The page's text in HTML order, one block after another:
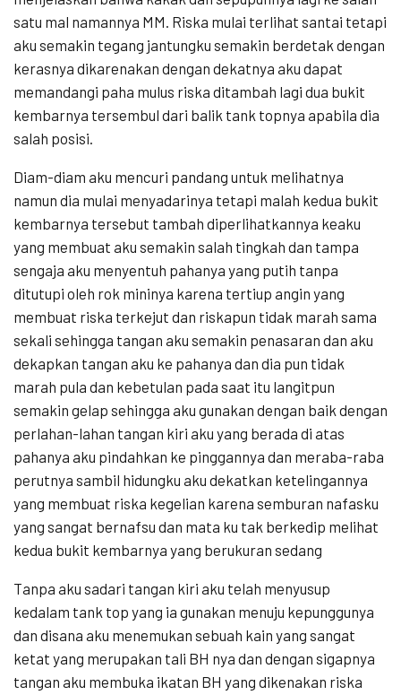
satu mal namannya MM. Riska mulai terlihat santai tetapi
aku semakin tegang jantungku semakin berdetak dengan
kerasnya dikarenakan dengan dekatnya aku dapat
memandangi paha mulus riska ditambah lagi dua bukit
kembarnya tersembul dari balik tank topnya apabila dia
salah posisi.
Diam-diam aku mencuri pandang untuk melihatnya
namun dia mulai menyadarinya tetapi malah kedua bukit
kembarnya tersebut tambah diperlihatkannya keaku
yang membuat aku semakin salah tingkah dan tampa
sengaja aku menyentuh pahanya yang putih tanpa
ditutupi oleh rok mininya karena tertiup angin yang
membuat riska terkejut dan riskapun tidak marah sama
sekali sehingga tangan aku semakin penasaran dan aku
dekapkan tangan aku ke pahanya dan dia pun tidak
marah pula dan kebetulan pada saat itu langitpun
semakin gelap sehingga aku gunakan dengan baik dengan
perlahan-lahan tangan kiri aku yang berada di atas
pahanya aku pindahkan ke pinggannya dan meraba-raba
perutnya sambil hidungku aku dekatkan ketelingannya
yang membuat riska kegelian karena semburan nafasku
yang sangat bernafsu dan mata ku tak berkedip melihat
kedua bukit kembarnya yang berukuran sedang
Tanpa aku sadari tangan kiri aku telah menyusup
kedalam tank top yang ia gunakan menuju kepunggunya
dan disana aku menemukan sebuah kain yang sangat
ketat yang merupakan tali BH nya dan dengan sigapnya
tangan aku membuka ikatan BH yang dikenakan riska